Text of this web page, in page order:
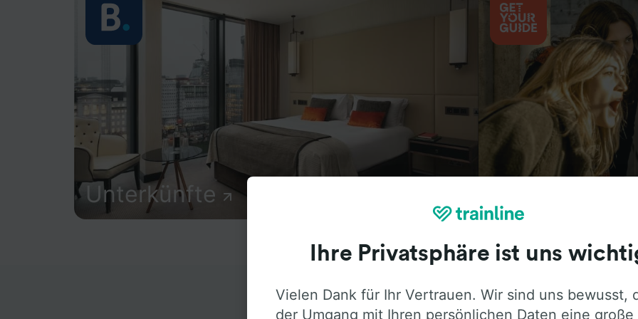
Unterkünfte
Die ehrliche Meinung von Trainline-
Ihre Privatsphäre ist uns
Vielen Dank für Ihr Vertrauen. Wir sind uns bewusst,
der Umgang mit Ihren persönlichen Daten eine große